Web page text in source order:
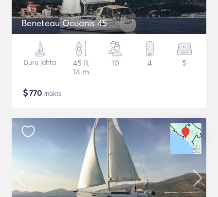
Beneteau Oceanis 45
Buru jahta
45 ft
14 m
10 4 5
$770 /nakts